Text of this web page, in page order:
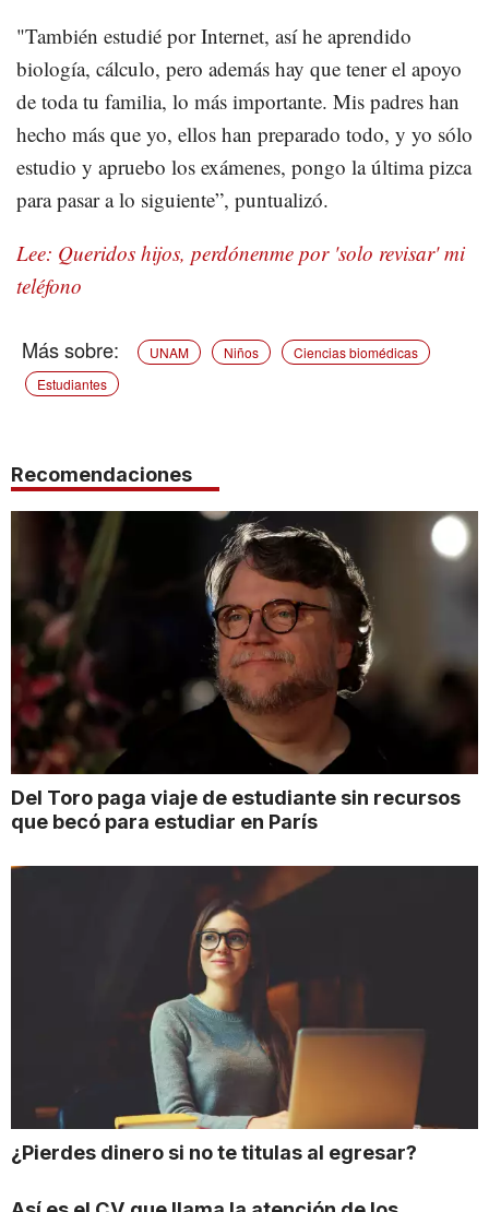
"También estudié por Internet, así he aprendido
biología, cálculo, pero además hay que tener el apoyo
de toda tu familia, lo más importante. Mis padres han
hecho más que yo, ellos han preparado todo, y yo sólo
estudio y apruebo los exámenes, pongo la última pizca
para pasar a lo siguiente”, puntualizó.
Lee: Queridos hijos, perdónenme por 'solo revisar' mi
teléfono
UNAM Niños
Ciencias biomédicas
Estudiantes
Recomendaciones
Del Toro paga viaje de estudiante sin recursos
que becó para estudiar en París
¿Pierdes dinero si no te titulas al egresar?